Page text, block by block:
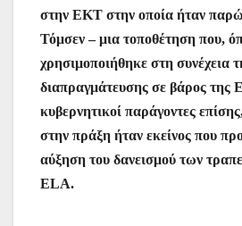
στην ΕΚΤ στην οποία ήταν
Τόμσεν – μια τοποθέτηση που,
χρησιμοποιήθηκε στη συνέχεια
διαπραγμάτευσης σε βάρος της
κυβερνητικοί παράγοντες
στην πράξη ήταν εκείνος που
αύξηση του δανεισμού των
ELA.